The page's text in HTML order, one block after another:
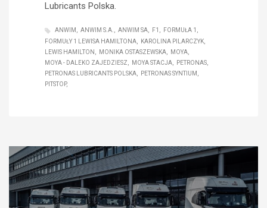
Lubricants Polska.
ANWIM ANWIM S.A. ANWIM SA F1
FORMUŁA 1
FORMUŁY 1 LEWISA HAMILTONA
KAROLINA PILARCZYK
LEWIS HAMILTON
MONIKA OSTASZEWSKA
MOYA
MOYA - DALEKO ZAJEDZIESZ
MOYA STACJA
PETRONAS
PETRONAS LUBRICANTS POLSKA
PETRONAS SYNTIUM
PITSTOP